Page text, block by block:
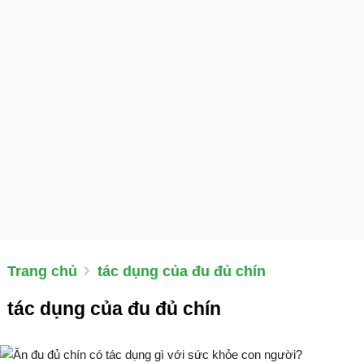
Trang chủ tác dụng của đu đủ chín
tác dụng của đu đủ chín